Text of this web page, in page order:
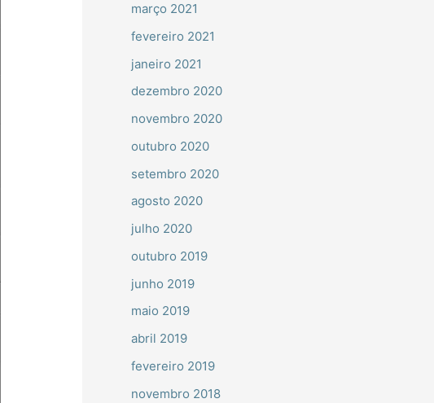
março 2021
fevereiro 2021
janeiro 2021
dezembro 2020
novembro 2020
outubro 2020
setembro 2020
agosto 2020
julho 2020
outubro 2019
junho 2019
maio 2019
abril 2019
fevereiro 2019
novembro 2018